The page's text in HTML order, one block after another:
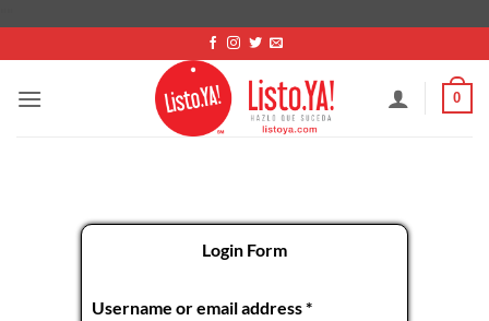
contenido
0
Login Form
Username or email address*